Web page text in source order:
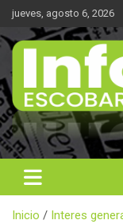
Saltar
contenido
jueves, agosto 6, 2026
Informe
Noticas reales
Inicio
Interes